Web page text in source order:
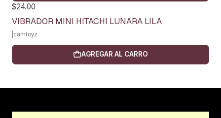
$24.00
VIBRADOR MINI HITACHI LUNARA LILA
camtoyz
AGREGAR AL CARRO